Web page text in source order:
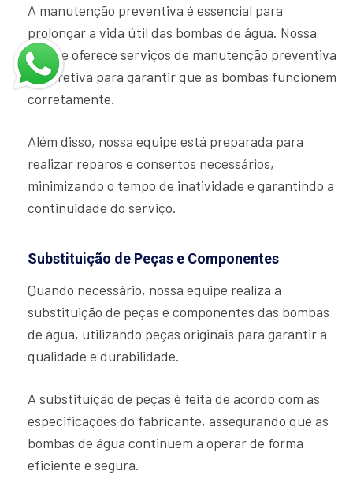
A manutenção preventiva é essencial para
prolongar a vida útil das bombas de água. Nossa
equipe oferece serviços de manutenção preventiva
e corretiva para garantir que as bombas funcionem
corretamente.
Além disso, nossa equipe está preparada para
realizar reparos e consertos necessários,
minimizando o tempo de inatividade e garantindo a
continuidade do serviço.
Substituição de Peças e Componentes
Quando necessário, nossa equipe realiza a
substituição de peças e componentes das bombas
de água, utilizando peças originais para garantir a
qualidade e durabilidade.
A substituição de peças é feita de acordo com as
especificações do fabricante, assegurando que as
bombas de água continuem a operar de forma
eficiente e segura.